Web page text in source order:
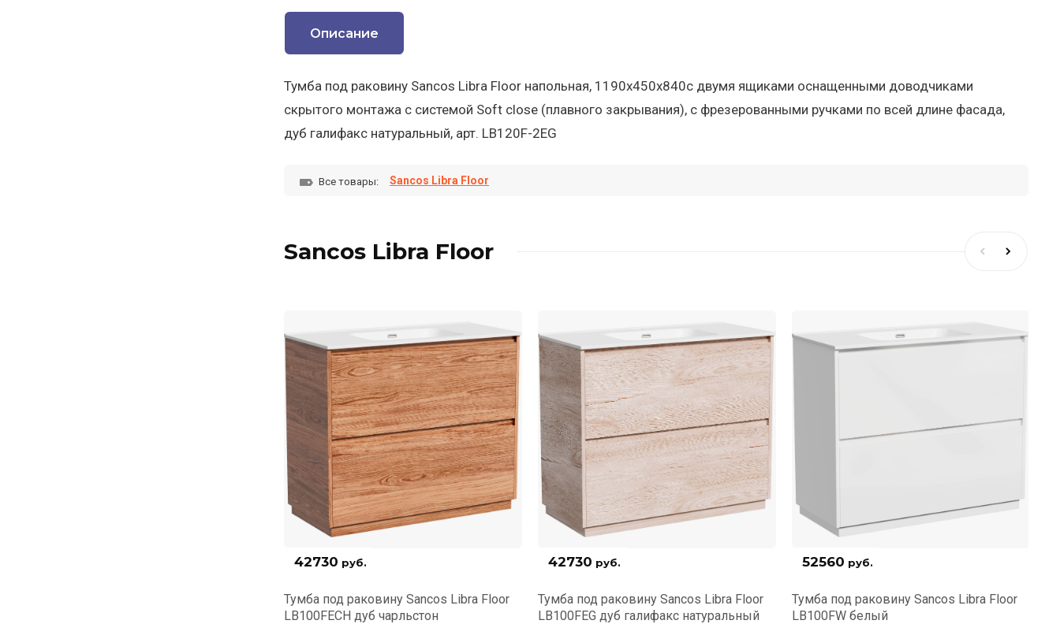
Описание
Тумба под раковину Sancos Libra Floor напольная, 1190х450х840c двумя ящиками оснащенными доводчиками
скрытого монтажа с системой Soft close (плавного закрывания), c фрезерованными ручками по всей длине фасада,
дуб галифакс натуральный, арт. LB120F-2EG
Все товары: Sancos Libra Floor
Sancos Libra Floor
42730 руб.
Тумба под раковину Sancos Libra Floor
LB100FECH дуб чарльстон
42730 руб.
Тумба под раковину Sancos Libra Floor
LB100FEG дуб галифакс натуральный
52560 руб.
Тумба под раковину Sancos Libra Floor
LB100FW белый